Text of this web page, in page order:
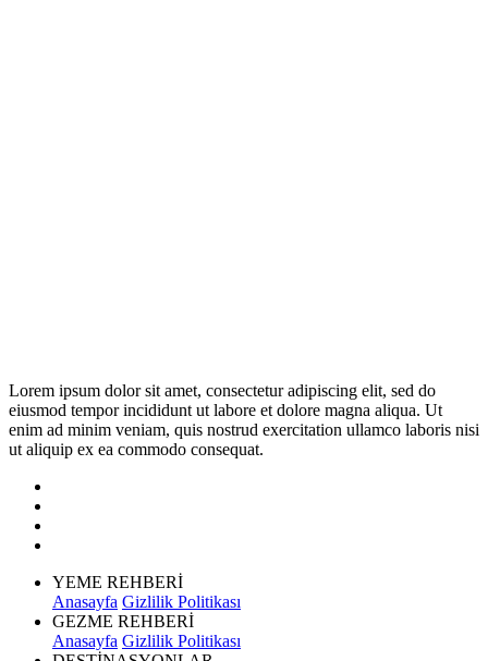
Lorem ipsum dolor sit amet, consectetur adipiscing elit, sed do
eiusmod tempor incididunt ut labore et dolore magna aliqua. Ut
enim ad minim veniam, quis nostrud exercitation ullamco laboris nisi
ut aliquip ex ea commodo consequat.
YEME REHBERİ
Anasayfa Gizlilik Politikası
GEZME REHBERİ
Anasayfa Gizlilik Politikası